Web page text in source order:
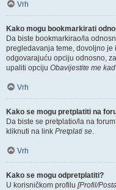
Vrh
Kako mogu bookmarkirati
Da biste bookmarkirao/la
pregledavanja teme, dovoljno je
odgovarajuću opciju odnosno,
upaliti opciju Obavijestite me
Vrh
Kako se mogu pretplatiti na
Da biste se pretplatio/la na
kliknuti na link Pretplati se.
Vrh
Kako se mogu odpretplatiti?
U korisničkom profilu [Profil/